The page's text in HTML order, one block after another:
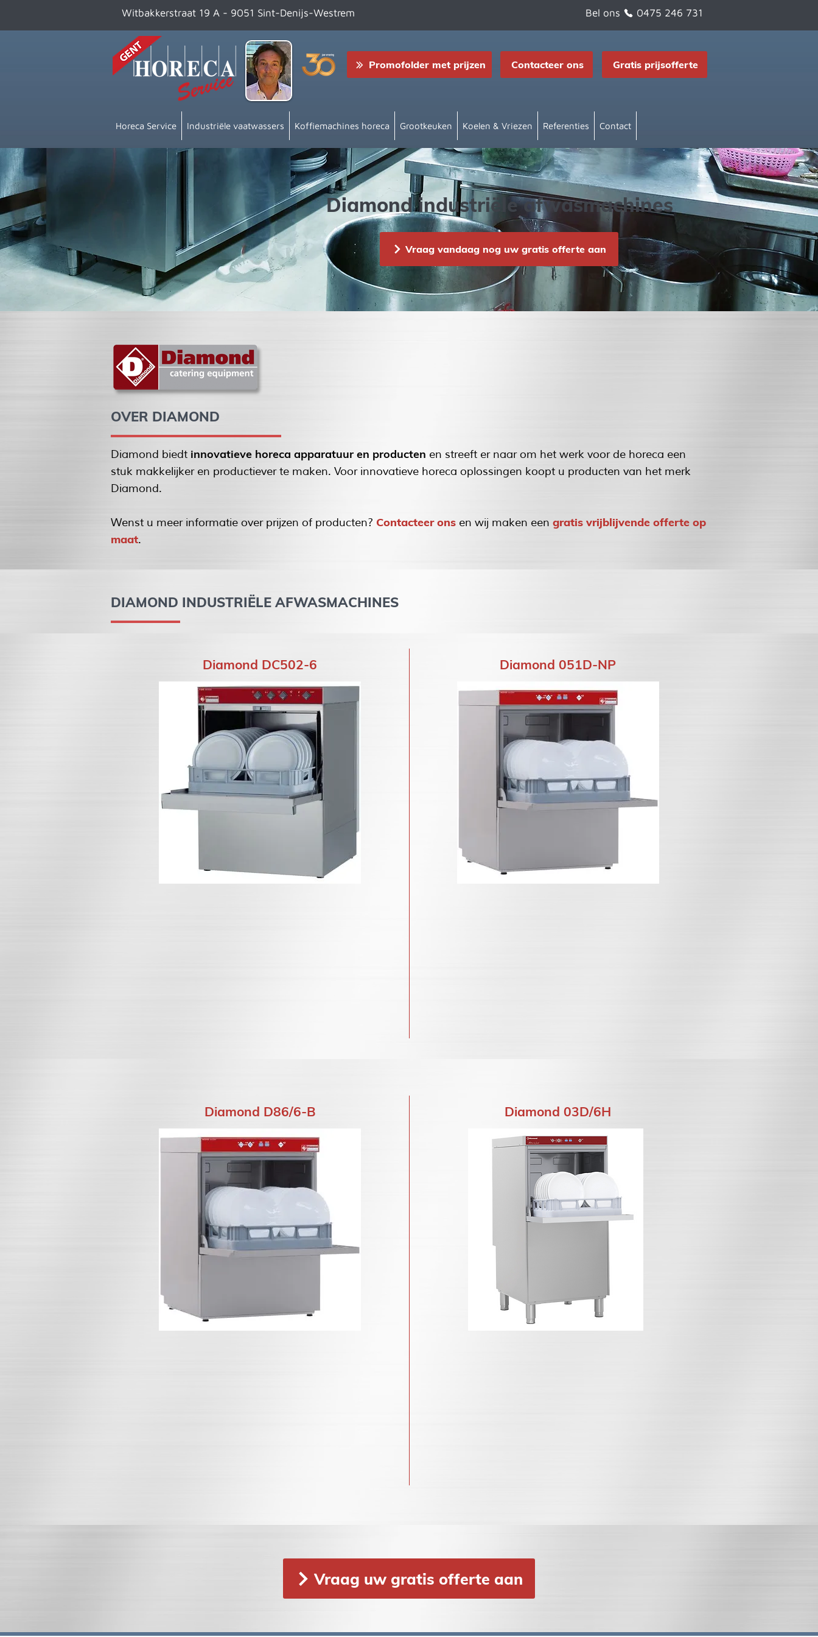
Witbakkerstraat 19 A - 9051 Sint-Denijs-Westrem Bel ons 0475 246 731
Promofolder met prijzen Contacteer ons Gratis prijsofferte
Horeca Service Industriële vaatwassers Koffiemachines horeca Grootkeuken Koelen & Vriezen Referenties Contact
Diamond industriële afwasmachines
Vraag vandaag nog uw gratis offerte aan
OVER DIAMOND
Diamond biedt innovatieve horeca apparatuur en producten en streeft er naar om het werk voor de horeca een
stuk makkelijker en productiever te maken. Voor innovatieve horeca oplossingen koopt u producten van het merk
Diamond.
Wenst u meer informatie over prijzen of producten? Contacteer ons en wij maken een gratis vrijblijvende offerte op
maat.
DIAMOND INDUSTRIËLE AFWASMACHINES
Diamond DC502-6 Diamond 051D-NP
Diamond D86/6-B Diamond 03D/6H
Vraag uw gratis offerte aan